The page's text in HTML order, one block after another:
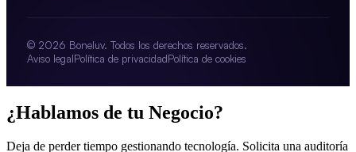
© 2026 Boneluv. Todos los derechos reservados.
Aviso legalPolítica de privacidadPolítica de cookies
¿Hablamos de tu Negocio?
Deja de perder tiempo gestionando tecnología. Solicita una auditoría